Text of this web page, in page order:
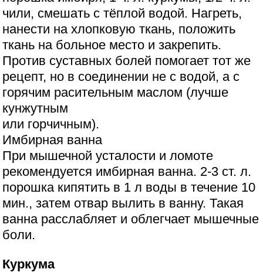
чили, смешать с тёплой водой. Нагреть,
нанести на хлопковую ткань, положить
ткань на больное место и закрепить.
Против суставных болей помогает тот же
рецепт, но в соединении не с водой, а с
горячим расительным маслом (лучше
кунжутным
или горчичным).
Имбирная ванна
При мышечной усталости и ломоте
рекомендуется имбирная ванна. 2-3 ст. л.
порошка кипятить в 1 л воды в течение 10
мин., затем отвар вылить в ванну. Такая
ванна расслабляет и облегчает мышечные
боли.
Куркума